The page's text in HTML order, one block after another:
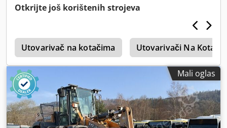
Otkrijte još korištenih strojeva
Utovarivač na kotačima Utovarivači Na
Mali oglas